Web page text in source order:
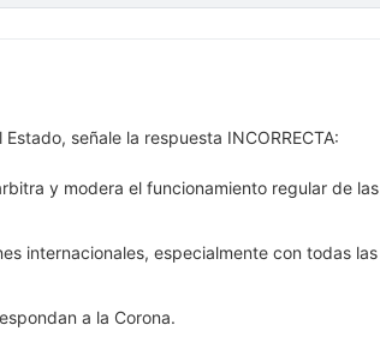
señale la respuesta INCORRECTA:
y modera el funcionamiento regular de las
internacionales, especialmente con todas las
a la Corona.